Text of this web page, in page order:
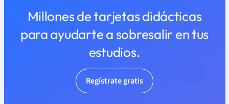
Millones de tarjetas didácticas
para ayudarte a sobresalir en tus
estudios.
Regístrate gratis